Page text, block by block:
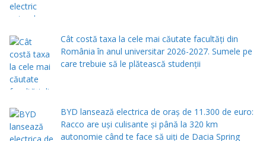
Cât costă taxa la cele mai căutate facultăți din
România în anul universitar 2026-2027. Sumele pe
care trebuie să le plătească studenții
BYD lansează electrica de oraș de 11.300 de euro:
Racco are uși culisante și până la 320 km
autonomie când te face să uiți de Dacia Spring